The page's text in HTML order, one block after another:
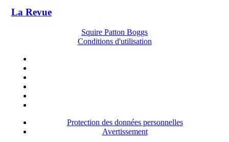
La Revue
Squire Patton Boggs
Conditions d'utilisation
Protection des données personnelles
Avertissement